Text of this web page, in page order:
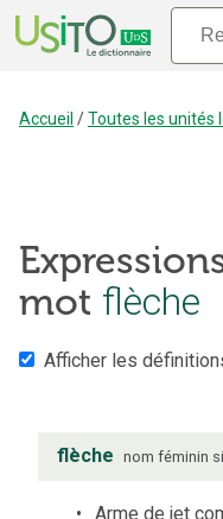
Accueil /Toutes les unités
mot flèche
Afficher les
flèche nom féminin
Arme de jet